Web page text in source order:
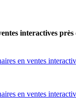
interactives
en ventes
en ventes